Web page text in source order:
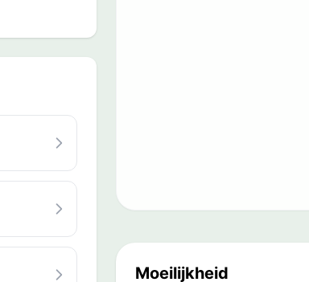
Moeilijkheid